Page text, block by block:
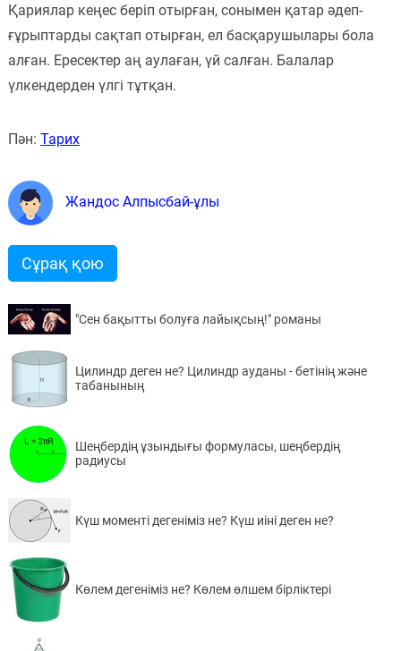
Қариялар кеңес беріп отырған, сонымен қатар әдеп-
ғұрыптарды сақтап отырған, ел басқарушылары бола
алған. Ересектер аң аулаған, үй салған. Балалар
үлкендерден үлгі тұтқан.
Пән: Тарих
Жандос Алпысбай-ұлы
Сұрақ қою
"Сен бақытты болуға лайықсың!" романы
Цилиндр деген не? Цилиндр ауданы - бетінің және
табанының
Шеңбердің ұзындығы формуласы, шеңбердің
радиусы
Күш моменті дегеніміз не? Күш иіні деген не?
Көлем дегеніміз не? Көлем өлшем бірліктері